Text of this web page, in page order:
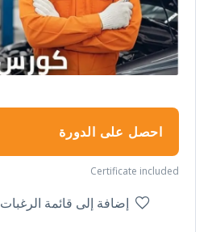
احصل على الدورة
Certificate included
إضافة إلى قائمة الرغبات